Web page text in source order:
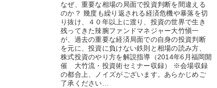
なぜ、重要な相場の局面で投資判断を間違える
のか？ 幾度も繰り返される経済危機や暴落を切
り抜け、４０年以上に渡り、投資の世界で生き
残ってきた辣腕ファンドマネジャー大竹愼一
が、過去の重要な経済局面での自身の投資判断
を元に、投資に負けない鉄則と相場の読み方、
株式投資のやり方を解説指導（2014年6月福岡開
催 大竹流・投資術セミナー収録） ※会場収録
の都合上、ノイズがございます。あらかじめご
了承ください…